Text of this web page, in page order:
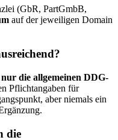
(GbR, PartGmbB,
auf der jeweiligen Domain
nur die allgemeinen DDG-
Pflichtangaben für
aber niemals ein
die